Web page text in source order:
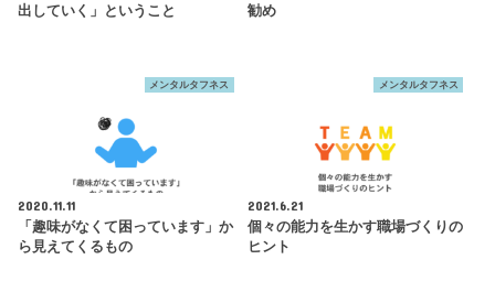
出していく」ということ
勧め
メンタルタフネス
2020.11.11
「趣味がなくて困っています」か
ら見えてくるもの
メンタルタフネス
2021.6.21
個々の能力を生かす職場づくりの
ヒント